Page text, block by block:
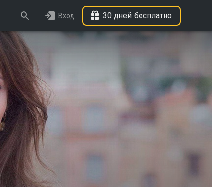
Вход 30 дней бесплатно